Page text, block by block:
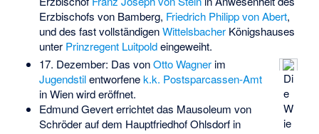
Erzbischofs von Bamberg, Friedrich Philipp von Abert,
und des fast vollständigenWittelsbacherKönigshauses
unter Prinzregent Luitpoldeingeweiht.
Di
e
W
ie
17. Dezember: Das vonOtto Wagnerim
Jugendstilentworfenek.k. Postsparcassen-Amt
in Wien wird eröffnet.
Edmund Gevert errichtet das Mausoleum von
Schröderauf dem Hauptfriedhof Ohlsdorfin